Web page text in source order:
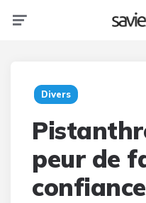
Divers
peur de